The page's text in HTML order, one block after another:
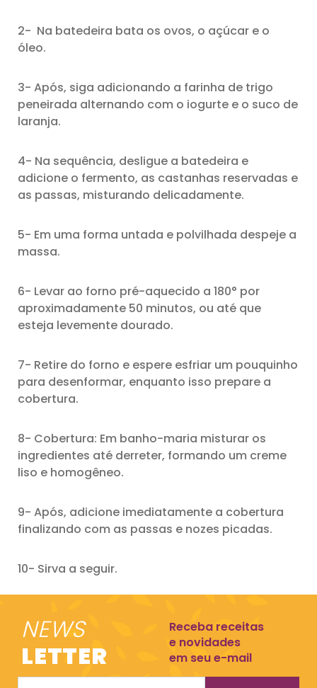
2- Na batedeira bata os ovos, o açúcar e o
óleo.
3- Após, siga adicionando a farinha de trigo
peneirada alternando com o iogurte e o suco de
laranja.
4- Na sequência, desligue a batedeira e
adicione o fermento, as castanhas reservadas e
as passas, misturando delicadamente.
5- Em uma forma untada e polvilhada despeje a
massa.
6- Levar ao forno pré-aquecido a 180° por
aproximadamente 50 minutos, ou até que
esteja levemente dourado.
7- Retire do forno e espere esfriar um pouquinho
para desenformar, enquanto isso prepare a
cobertura.
8- Cobertura: Em banho-maria misturar os
ingredientes até derreter, formando um creme
liso e homogêneo.
9- Após, adicione imediatamente a cobertura
finalizando com as passas e nozes picadas.
10- Sirva a seguir.
NEWS
LETTER
Receba receitas
e novidades
em seu e-mail